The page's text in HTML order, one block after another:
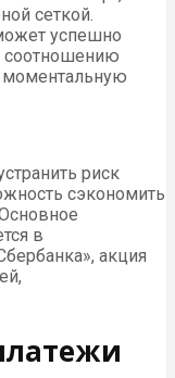
сеткой.
успешно
соотношению
риск
сэкономить
в
акция